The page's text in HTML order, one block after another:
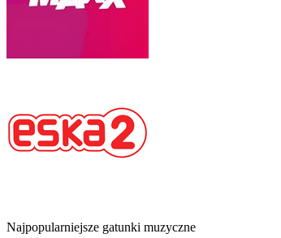
Najpopularniejsze gatunki muzyczne